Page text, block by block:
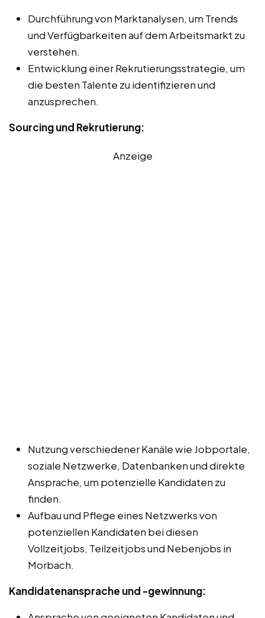
Durchführung von Marktanalysen, um Trends
und Verfügbarkeiten auf dem Arbeitsmarkt zu
verstehen.
Entwicklung einer Rekrutierungsstrategie, um
die besten Talente zu identifizieren und
anzusprechen.
Sourcing und Rekrutierung:
Anzeige
Nutzung verschiedener Kanäle wie Jobportale,
soziale Netzwerke, Datenbanken und direkte
Ansprache, um potenzielle Kandidaten zu
finden.
Aufbau und Pflege eines Netzwerks von
potenziellen Kandidaten bei diesen
Vollzeitjobs, Teilzeitjobs und Nebenjobs in
Morbach.
Kandidatenansprache und -gewinnung: